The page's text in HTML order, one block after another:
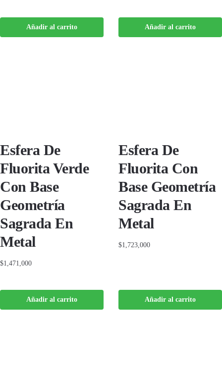
Añadir al carrito Añadir al carrito
Añadir al carrito
Esfera De
Fluorita Verde
Con Base
Geometría
Sagrada En
Metal
$1,471,000
Añadir al carrito
Esfera De
Fluorita Con
Base Geometría
Sagrada En
Metal
$1,723,000